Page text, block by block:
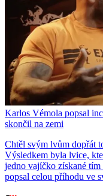
Karlos Vémola popsal
skončil na zemi
Chtěl svým lvům dopřát
Výsledkem byla lvice,
jedno vajíčko získané
popsal celou příhodu ve